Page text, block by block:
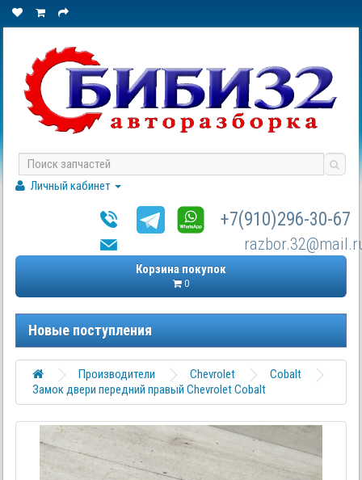
Личный кабинет
+7(910)296-30-67
Корзина покупок
0
Новые поступления
Производители Chevrolet
Cobalt
Замок двери передний правый Chevrolet Cobalt